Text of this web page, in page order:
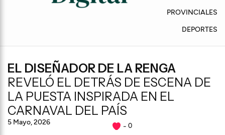
PROVINCIALES
DEPORTES
EL DISEÑADOR DE LA RENGA
REVELÓ EL DETRÁS DE ESCENA DE
LA PUESTA INSPIRADA EN EL
CARNAVAL DEL PAÍS
5 Mayo, 2026 0